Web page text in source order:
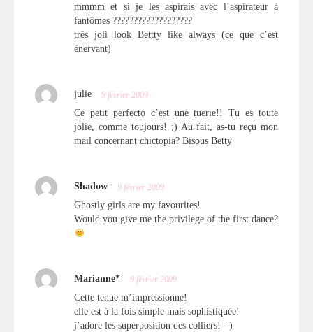
mmmm et si je les aspirais avec l’aspirateur à
fantômes ???????????????????
très joli look Bettty like always (ce que c’est
énervant)
julie 9 février 2009
Ce petit perfecto c’est une tuerie!! Tu es toute
jolie, comme toujours! ;) Au fait, as-tu reçu mon
mail concernant chictopia? Bisous Betty
Shadow 9 février 2009
Ghostly girls are my favourites!
Would you give me the privilege of the first dance?
Marianne* 9 février 2009
Cette tenue m’impressionne!
elle est à la fois simple mais sophistiquée!
j’adore les superposition des colliers! =)